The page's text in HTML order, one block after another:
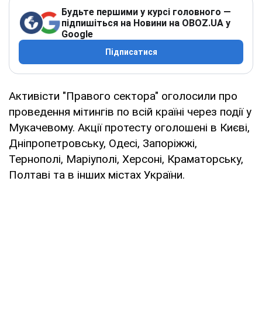
Будьте першими у курсі головного —
підпишіться на Новини на OBOZ.UA у
Google
Підписатися
Активісти "Правого сектора" оголосили про
проведення мітингів по всій країні через події у
Мукачевому. Акції протесту оголошені в Києві,
Дніпропетровську, Одесі, Запоріжжі,
Тернополі, Маріуполі, Херсоні, Краматорську,
Полтаві та в інших містах України.